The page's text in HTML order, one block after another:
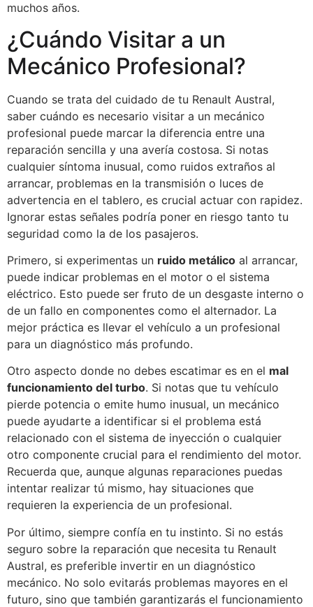
muchos años.
¿Cuándo Visitar a un
Mecánico Profesional?
Cuando se trata del cuidado de tu Renault Austral,
saber cuándo es necesario visitar a un mecánico
profesional puede marcar la diferencia entre una
reparación sencilla y una avería costosa. Si notas
cualquier síntoma inusual, como ruidos extraños al
arrancar, problemas en la transmisión o luces de
advertencia en el tablero, es crucial actuar con rapidez.
Ignorar estas señales podría poner en riesgo tanto tu
seguridad como la de los pasajeros.
Primero, si experimentas un ruido metálico al arrancar,
puede indicar problemas en el motor o el sistema
eléctrico. Esto puede ser fruto de un desgaste interno o
de un fallo en componentes como el alternador. La
mejor práctica es llevar el vehículo a un profesional
para un diagnóstico más profundo.
Otro aspecto donde no debes escatimar es en el mal
funcionamiento del turbo. Si notas que tu vehículo
pierde potencia o emite humo inusual, un mecánico
puede ayudarte a identificar si el problema está
relacionado con el sistema de inyección o cualquier
otro componente crucial para el rendimiento del motor.
Recuerda que, aunque algunas reparaciones puedas
intentar realizar tú mismo, hay situaciones que
requieren la experiencia de un profesional.
Por último, siempre confía en tu instinto. Si no estás
seguro sobre la reparación que necesita tu Renault
Austral, es preferible invertir en un diagnóstico
mecánico. No solo evitarás problemas mayores en el
futuro, sino que también garantizarás el funcionamiento